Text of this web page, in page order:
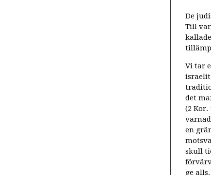
De
Till
Vi tar
israelit
det
(2 Kor.
en
skull
ge alls.